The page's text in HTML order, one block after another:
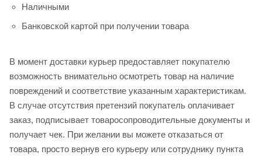
Наличными
Банковской картой при получении товара
В момент доставки курьер предоставляет покупателю
возможность внимательно осмотреть товар на наличие
повреждений и соответствие указанным характеристикам.
В случае отсутствия претензий покупатель оплачивает
заказ, подписывает товаросопроводительные документы и
получает чек. При желании вы можете отказаться от
товара, просто вернув его курьеру или сотруднику пункта